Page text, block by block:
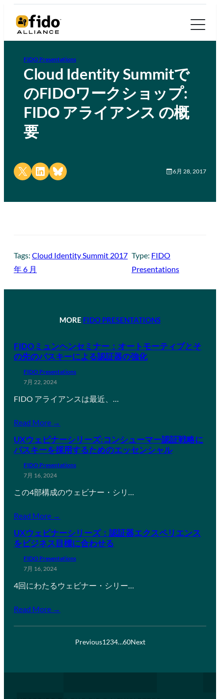
FIDO Presentations
Cloud Identity Summitで
のFIDOワークショップ:
FIDO アライアンス の概
要
Share on X Share on LinkedIn
Share on Bluesky 6月 28, 2017
Tags: Cloud Identity Summit 2017
年 6 月
Type: FIDO
Presentations
MORE FIDO PRESENTATIONS
FIDOミュンヘンセミナー：オートモーティブとそ
の先のパスキーによる認証器の強化
FIDO Presentations
7月 22, 2024
FIDO アライアンスは最近、…
Read More →
UXウェビナーシリーズ:コンシューマー認証戦略に
パスキーを採用するためのエッセンシャル
FIDO Presentations
7月 16, 2024
この4部構成のウェビナー・シリ…
Read More →
UXウェビナーシリーズ：認証器エクスペリエンス
をビジネス目標に合わせる
FIDO Presentations
7月 16, 2024
4回にわたるウェビナー・シリー…
Read More →
Previous1234…60Next